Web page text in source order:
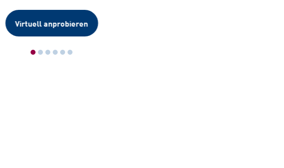
Virtuell anprobieren